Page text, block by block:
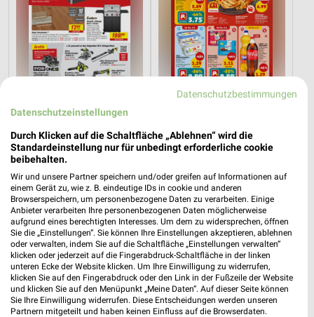
Angebote ab 08.08.
Gültig bis Fr. 14.08. Noch heute gültig
XXXLutz
Datenschutzbestimmungen
Datenschutzeinstellungen
Durch Klicken auf die Schaltfläche „Ablehnen“ wird die
Standardeinstellung nur für unbedingt erforderliche cookie
beibehalten.
Wir und unsere Partner speichern und/oder greifen auf Informationen auf
einem Gerät zu, wie z. B. eindeutige IDs in cookie und anderen
Browserspeichern, um personenbezogene Daten zu verarbeiten. Einige
Anbieter verarbeiten Ihre personenbezogenen Daten möglicherweise
aufgrund eines berechtigten Interesses. Um dem zu widersprechen, öffnen
Sie die „Einstellungen“. Sie können Ihre Einstellungen akzeptieren, ablehnen
oder verwalten, indem Sie auf die Schaltfläche „Einstellungen verwalten“
klicken oder jederzeit auf die Fingerabdruck-Schaltfläche in der linken
unteren Ecke der Website klicken. Um Ihre Einwilligung zu widerrufen,
klicken Sie auf den Fingerabdruck oder den Link in der Fußzeile der Website
und klicken Sie auf den Menüpunkt „Meine Daten“. Auf dieser Seite können
Sie Ihre Einwilligung widerrufen. Diese Entscheidungen werden unseren
Partnern mitgeteilt und haben keinen Einfluss auf die Browserdaten.